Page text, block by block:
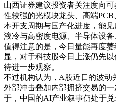
山西证券建议投资者关注度向
性较强的光模块龙头、高端
本开支周期与国产化进度，能见
液冷与高密度电源、半导体设备
值得注意的是，今日量能再度
显，对于科技股今日上涨仍先
待进一步观察。
不过机构认为，A股近日的波动
外部冲击叠加内部拥挤交易的
于，中国的AI产业叙事仍处于